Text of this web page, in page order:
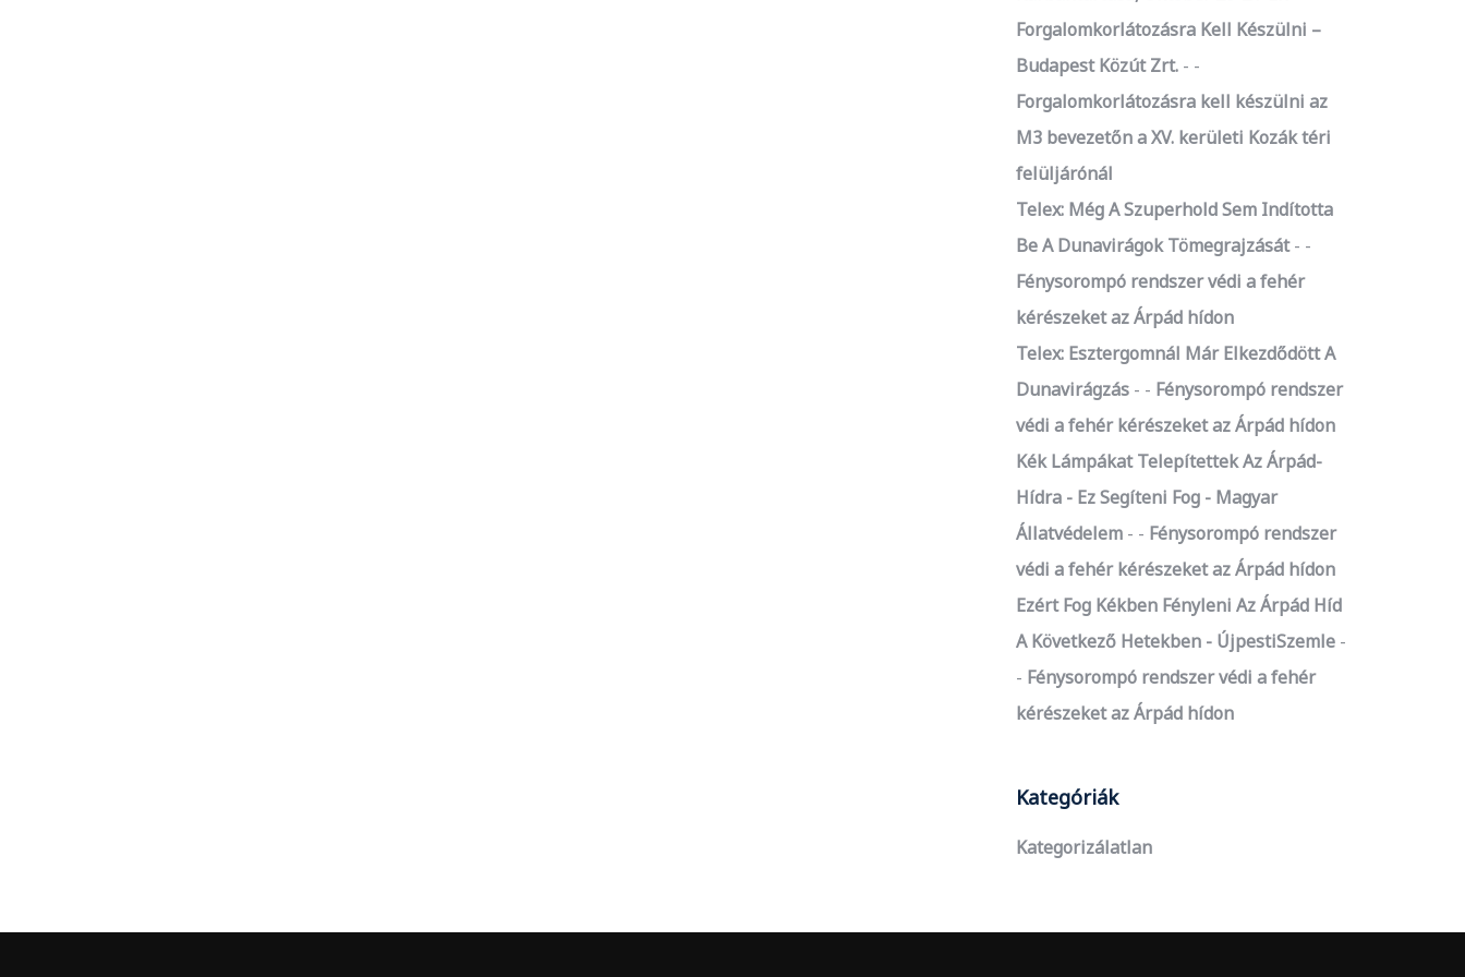
Forgalomkorlátozásra Kell Készülni –
Budapest Közút Zrt.
-
Forgalomkorlátozásra kell készülni az
M3 bevezetőn a XV. kerületi Kozák téri
felüljárónál
Telex: Még A Szuperhold Sem Indította
Be A Dunavirágok Tömegrajzását
-
Fénysorompó rendszer védi a fehér
kérészeket az Árpád hídon
Telex: Esztergomnál Már Elkezdődött A
Dunavirágzás
- Fénysorompó rendszer
védi a fehér kérészeket az Árpád hídon
Kék Lámpákat Telepítettek Az Árpád-
Hídra - Ez Segíteni Fog - Magyar
Állatvédelem
- Fénysorompó rendszer
védi a fehér kérészeket az Árpád hídon
Ezért Fog Kékben Fényleni Az Árpád Híd
A Következő Hetekben - ÚjpestiSzemle
- Fénysorompó rendszer védi a fehér
kérészeket az Árpád hídon
Kategóriák
Kategorizálatlan